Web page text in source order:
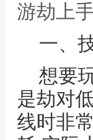
游劫上
一、
想要
是劫对
线时非